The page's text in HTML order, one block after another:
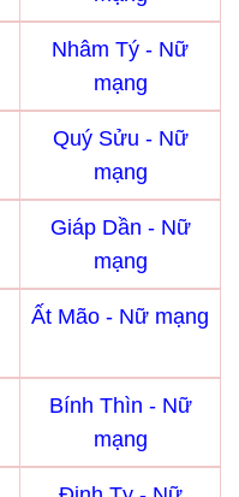
Nhâm Tý - Nữ
mạng
Quý Sửu - Nữ
mạng
Giáp Dần - Nữ
mạng
Ất Mão - Nữ mạng
Bính Thìn - Nữ
mạng